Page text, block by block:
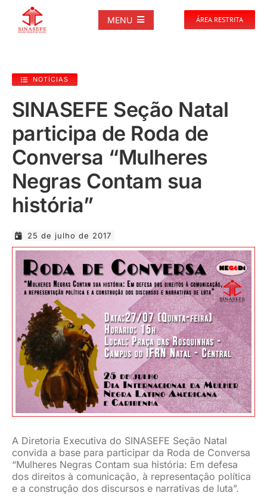
MENU
NOTÍCIAS
PUBLICAÇÕES
DOCUMENTOS
GALERIAS
EVENTOS
JURÍDICO
CLUBE
CONTATO
ÁREA RESTRITA
NOTÍCIAS
SINASEFE Seção Natal
participa de Roda de
Conversa “Mulheres
Negras Contam sua
história”
25 de julho de 2017
A Diretoria Executiva do SINASEFE Seção Natal
convida a base para participar da Roda de Conversa
“Mulheres Negras Contam sua história: Em defesa
dos direitos à comunicação, à representação política
e a construção dos discursos e narrativas de luta”.